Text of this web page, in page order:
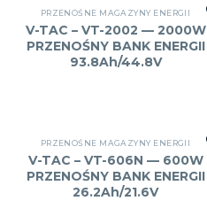
PRZENOŚNE MAGAZYNY ENERGII
V-TAC – VT-2002 — 2000W
PRZENOŚNY BANK ENERGII
93.8Ah/44.8V
PRZENOŚNE MAGAZYNY ENERGII
V-TAC – VT-606N — 600W
PRZENOŚNY BANK ENERGII
26.2Ah/21.6V